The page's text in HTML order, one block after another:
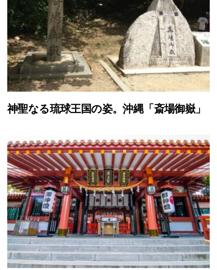
神聖なる琉球王国の姿。沖縄「斎場御嶽」